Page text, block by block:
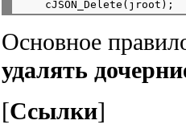
Основное
удалять
[Ссылки]